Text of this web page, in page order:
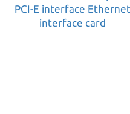
MA-RJ451P-2.5G-
S PCI-Ex1 slot